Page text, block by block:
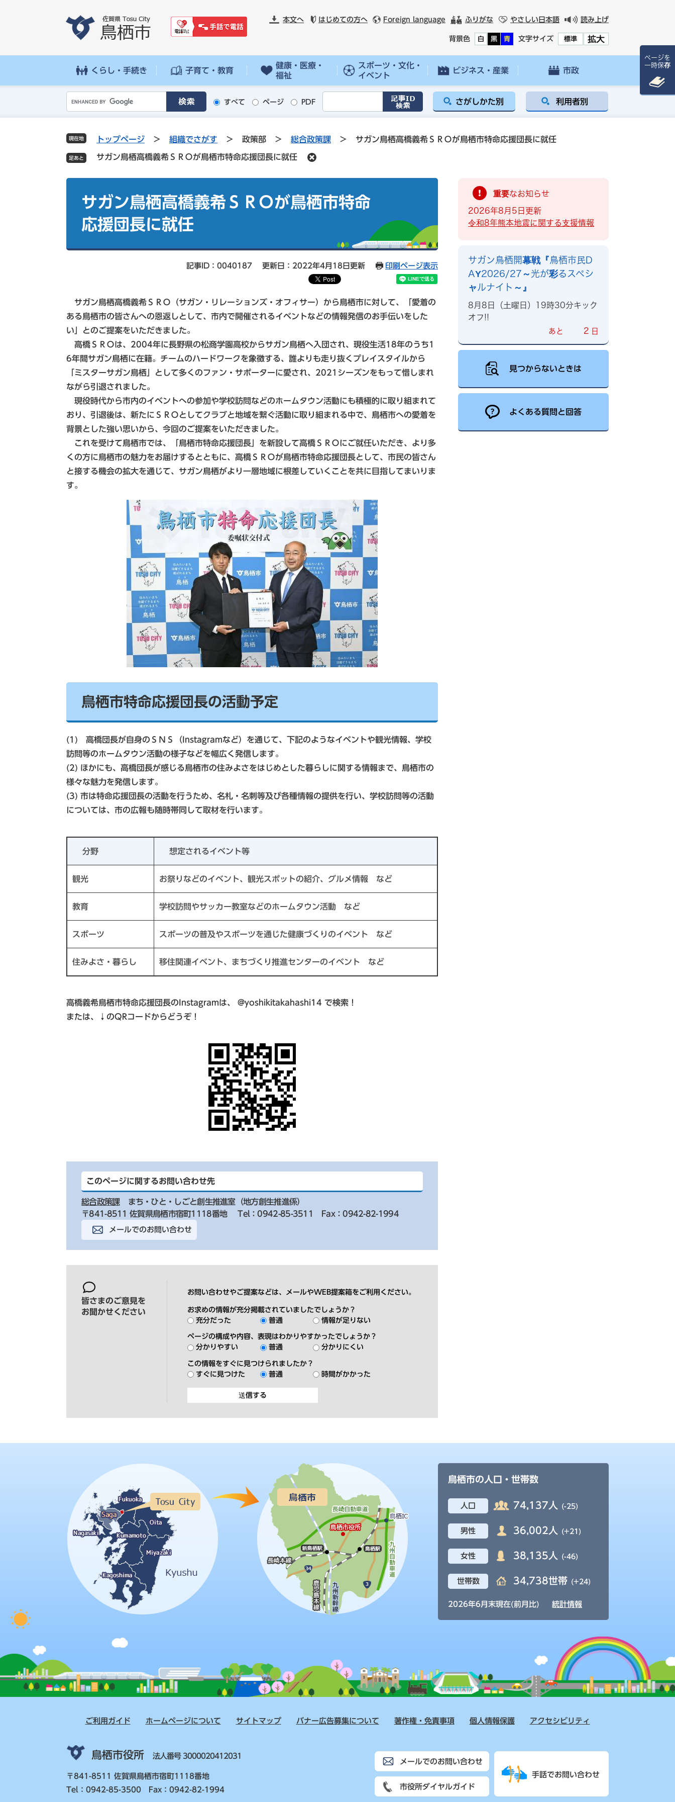
先
を
本文へ はじめての方へ Foreign language ふりがな やさしい日本語 読み上げ
背景色 白 黒 青 文字サイズ 標準 拡大
くらし・手続き 子育て・教育
健康・医療・
福祉
スポーツ・文化・
イベント
ビジネス・産業 市政
o
g
l
e
ス
すべて ページ PDF さがしかた別 利用者別
現在地 トップページ > 組織でさがす > 政策部 > 総合政策課 > サガン鳥栖高橋義希ＳＲＯが鳥栖市特命応援団長に就任
サガン鳥栖高橋義希ＳＲＯが鳥栖市特命応援団長に就任
サガン鳥栖高橋義希ＳＲＯが鳥栖市特命
応援団長に就任
記事ID：0040187 更新日：2022年4月18日更新 印刷ページ表示
サガン鳥栖高橋義希ＳＲＯ（サガン・リレーションズ・オフィサー）から鳥栖市に対して、「愛着の
ある鳥栖市の皆さんへの恩返しとして、市内で開催されるイベントなどの情報発信のお手伝いをした
い」とのご提案をいただきました。
高橋ＳＲＯは、2004年に長野県の松商学園高校からサガン鳥栖へ入団され、現役生活18年のうち1
6年間サガン鳥栖に在籍。チームのハードワークを象徴する、誰よりも走り抜くプレイスタイルから
「ミスターサガン鳥栖」として多くのファン・サポーターに愛され、2021シーズンをもって惜しまれ
ながら引退されました。
現役時代から市内のイベントへの参加や学校訪問などのホームタウン活動にも積極的に取り組まれて
おり、引退後は、新たにＳＲＯとしてクラブと地域を繋ぐ活動に取り組まれる中で、鳥栖市への愛着を
背景とした強い思いから、今回のご提案をいただきました。
これを受けて鳥栖市では、「鳥栖市特命応援団長」を新設して高橋ＳＲＯにご就任いただき、より多
くの方に鳥栖市の魅力をお届けするとともに、高橋ＳＲＯが鳥栖市特命応援団長として、市民の皆さん
と接する機会の拡大を通じて、サガン鳥栖がより一層地域に根差していくことを共に目指してまいりま
す。
鳥栖市特命応援団長の活動予定
(1) 高橋団長が自身のＳＮＳ（Instagramなど）を通じて、下記のようなイベントや観光情報、学校
訪問等のホームタウン活動の様子などを幅広く発信します。
(2) ほかにも、高橋団長が感じる鳥栖市の住みよさをはじめとした暮らしに関する情報まで、鳥栖市の
様々な魅力を発信します。
(3) 市は特命応援団長の活動を行うため、名札・名刺等及び各種情報の提供を行い、学校訪問等の活動
については、市の広報も随時帯同して取材を行います。
分野 想定されるイベント等
観光 お祭りなどのイベント、観光スポットの紹介、グルメ情報 など
教育 学校訪問やサッカー教室などのホームタウン活動 など
スポーツ スポーツの普及やスポーツを通じた健康づくりのイベント など
住みよさ・暮らし 移住関連イベント、まちづくり推進センターのイベント など
高橋義希鳥栖市特命応援団長のInstagramは、 @yoshikitakahashi14 で検索！
または、↓のQRコードからどうぞ！
このページに関するお問い合わせ先
総合政策課
まち・ひと・しごと創生推進室（地方創生推進係）
〒841-8511 佐賀県鳥栖市宿町1118番地
Tel：0942-85-3511 Fax：0942-82-1994
メールでのお問い合わせ
皆さまのご意見を
お聞かせください
お問い合わせやご提案などは、メールやWEB提案箱をご利用ください。
お求めの情報が充分掲載されていましたでしょうか？
充分だった
普通 情報が足りない
ページの構成や内容、表現はわかりやすかったでしょうか？
分かりやすい
普通 分かりにくい
この情報をすぐに見つけられましたか？
すぐに見つけた
普通 時間がかかった
重要なお知らせ
2026年8月5日更新
令和8年熊本地震に関する支援情報
サガン鳥栖開幕戦『鳥栖市民D
AY2026/27～光が彩るスペシ
ャルナイト～』
8月8日（土曜日）19時30分キック
オフ!!
あと 2 日
見つからないときは
よくある質問と回答
鳥栖市の人口・世帯数
人口 74,137人 (-25)
男性 36,002人 (+21)
女性 38,135人 (-46)
世帯数 34,738世帯 (+24)
2026年6月末現在(前月比) 統計情報
ご利用ガイド ホームページについて サイトマップ バナー広告募集について 著作権・免責事項 個人情報保護 アクセシビリティ
鳥栖市役所 法人番号 3000020412031
〒841-8511 佐賀県鳥栖市宿町1118番地
Tel：0942-85-3500 Fax：0942-82-1994
メールでのお問い合わせ
市役所ダイヤルガイド
手話でお問い合わせ
ページを
一時保存